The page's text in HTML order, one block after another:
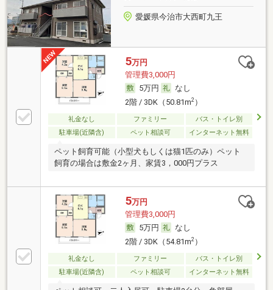
愛媛県今治市大西町九王
5万円
管理費3,000円
5万円
なし
2階 / 3DK（50.81m2）
礼金なし ファミリー
バス・トイレ別
駐車場(近隣含)
ペット相談可 インターネット無料
ペット飼育可能（小型犬もしくは猫1匹のみ）ペット
飼育の場合は敷金2ヶ月、家賃3，000円プラス
5万円
管理費3,000円
5万円
なし
2階 / 3DK（54.81m2）
礼金なし ファミリー
バス・トイレ別
駐車場(近隣含)
ペット相談可 インターネット無料